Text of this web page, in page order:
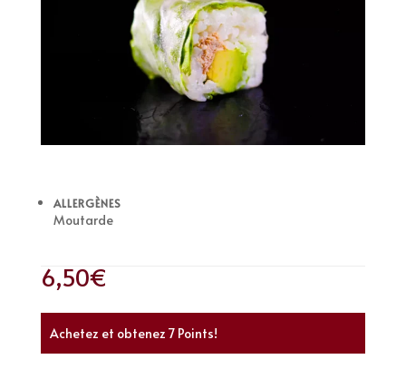
ALLERGÈNES
Moutarde
6,50€
Achetez et obtenez 7 Points!